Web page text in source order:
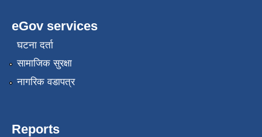
eGov services
घटना दर्ता
सामाजिक सुरक्षा
नागरिक वडापत्र
Reports